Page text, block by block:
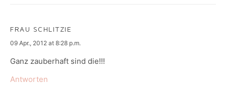
FRAU SCHLITZIE
says:
09 Apr., 2012 at 8:28 p.m.
Ganz zauberhaft sind die!!!
Antworten